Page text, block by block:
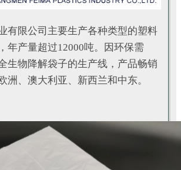
有限公司主要生产各种类型的塑料
年产量超过12000吨。因环保需
生物降解袋子的生产线，产品畅销
洲、澳大利亚、新西兰和中东。